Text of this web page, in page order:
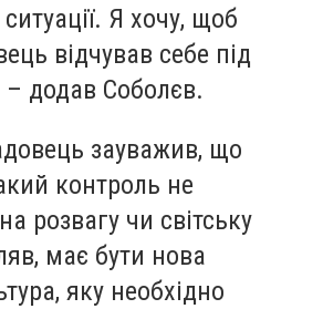
Я хочу, щоб
відчував себе під
– додав Соболєв.
зауважив, що
контроль не
розвагу чи світську
має бути нова
яку необхідно